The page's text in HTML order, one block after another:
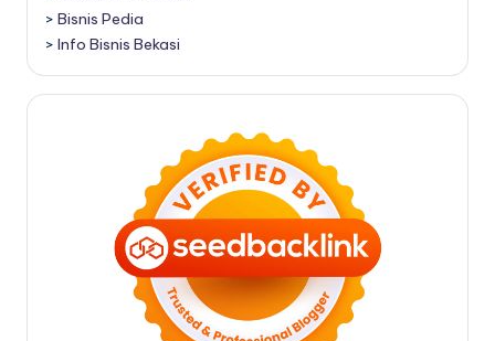
> Bisnis Pedia
> Info Bisnis Bekasi